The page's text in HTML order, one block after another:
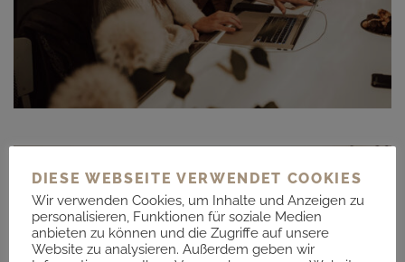
DIESE WEBSEITE VERWENDET COOKIES
Wir verwenden Cookies, um Inhalte und Anzeigen zu
personalisieren, Funktionen für soziale Medien
anbieten zu können und die Zugriffe auf unsere
Website zu analysieren. Außerdem geben wir